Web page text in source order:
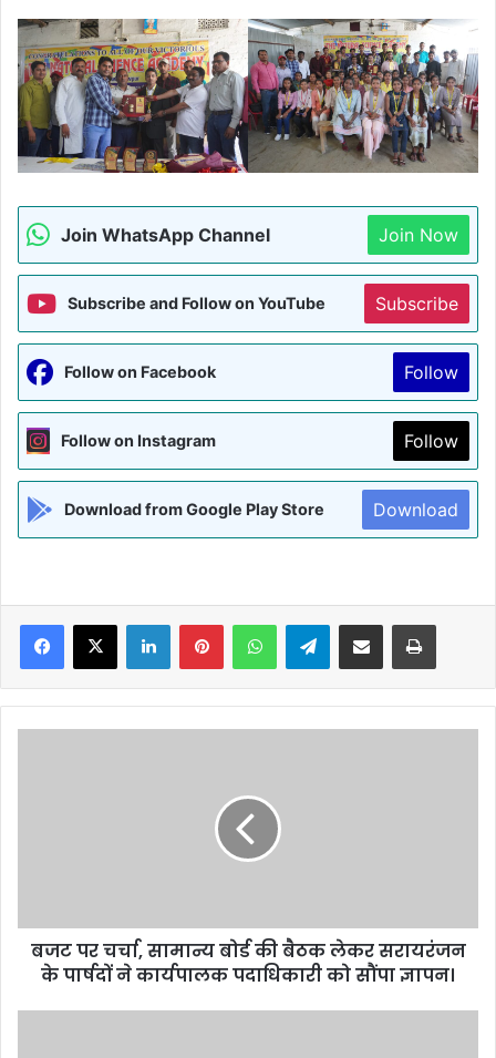
Join WhatsApp Channel Join Now
Subscribe and Follow on YouTube Subscribe
Follow on Facebook Follow
Follow on Instagram Follow
Download from Google Play Store Download
Facebook
X LinkedInPinterestWhatsAppTelegramShare via Email Print
सरायरंजन
पार्षदों
बजट पर चर्चा, सामान्य बोर्ड की बैठक लेकर सरायरंजन
के पार्षदों ने कार्यपालक पदाधिकारी को सौंपा ज्ञापन।